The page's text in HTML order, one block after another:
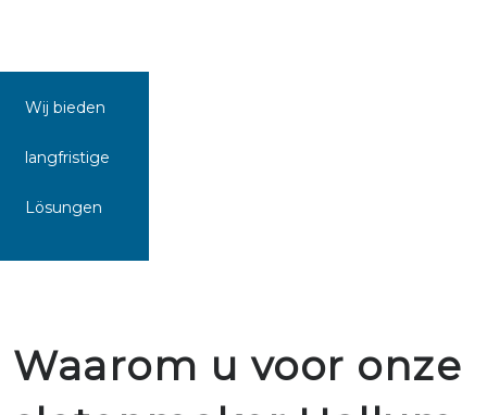
Wij bieden
langfristige
Lösungen
Waarom u voor onze